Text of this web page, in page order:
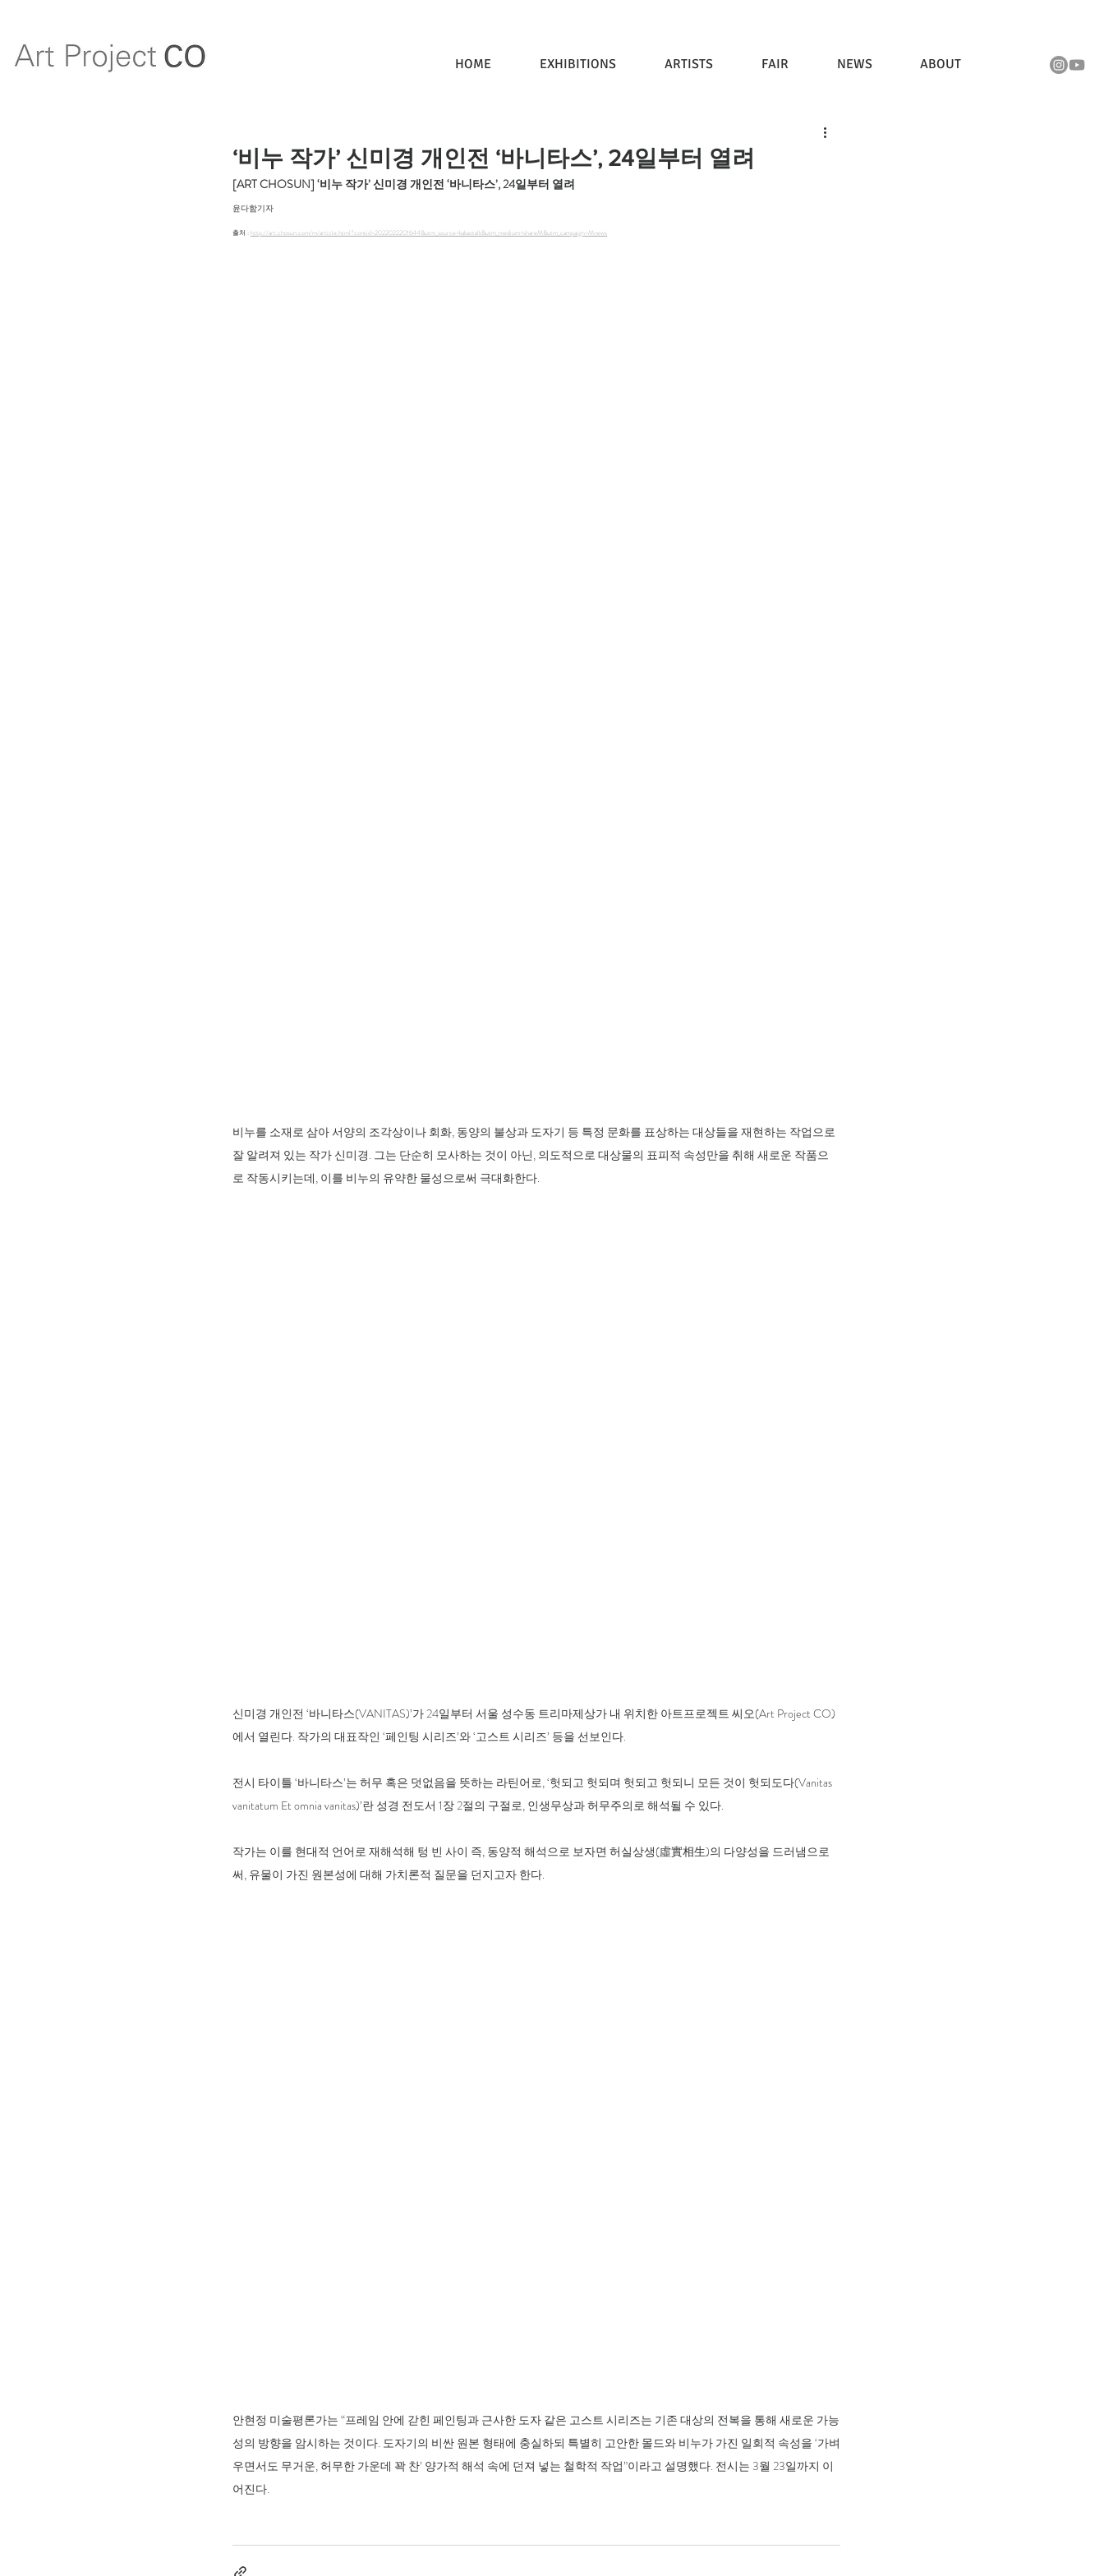
HOME EXHIBITIONS ARTISTS FAIR NEWS ABOUT
‘비누 작가’ 신미경 개인전 ‘바니타스’, 24일부터 열려
[ART CHOSUN] ‘비누 작가’ 신미경 개인전 ‘바니타스’, 24일부터 열려
윤다함기자
출처 : http://art.chosun.com/m/article.html?contid=2022022201644&utm_source=kakaotalk&utm_medium=shareM&utm_campaign=Mnews
비누를 소재로 삼아 서양의 조각상이나 회화, 동양의 불상과 도자기 등 특정 문화를 표상하는 대상들을 재현하는 작업으로
잘 알려져 있는 작가 신미경. 그는 단순히 모사하는 것이 아닌, 의도적으로 대상물의 표피적 속성만을 취해 새로운 작품으
로 작동시키는데, 이를 비누의 유약한 물성으로써 극대화한다.
신미경 개인전 ‘바니타스(VANITAS)’가 24일부터 서울 성수동 트리마제상가 내 위치한 아트프로젝트 씨오(Art Project CO)
에서 열린다. 작가의 대표작인 ‘페인팅 시리즈’와 ‘고스트 시리즈’ 등을 선보인다.
전시 타이틀 ‘바니타스’는 허무 혹은 덧없음을 뜻하는 라틴어로, ‘헛되고 헛되며 헛되고 헛되니 모든 것이 헛되도다(Vanitas
vanitatum Et omnia vanitas)’란 성경 전도서 1장 2절의 구절로, 인생무상과 허무주의로 해석될 수 있다.
작가는 이를 현대적 언어로 재해석해 텅 빈 사이 즉, 동양적 해석으로 보자면 허실상생(虛實相生)의 다양성을 드러냄으로
써, 유물이 가진 원본성에 대해 가치론적 질문을 던지고자 한다.
안현정 미술평론가는 “프레임 안에 갇힌 페인팅과 근사한 도자 같은 고스트 시리즈는 기존 대상의 전복을 통해 새로운 가능
성의 방향을 암시하는 것이다. 도자기의 비싼 원본 형태에 충실하되 특별히 고안한 몰드와 비누가 가진 일회적 속성을 ‘가벼
우면서도 무거운, 허무한 가운데 꽉 찬’ 양가적 해석 속에 던져 넣는 철학적 작업”이라고 설명했다. 전시는 3월 23일까지 이
어진다.